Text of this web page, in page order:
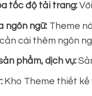
tốc độ tải trang:
ngôn ngữ: Theme
cài thêm ngôn
phẩm, dịch vụ:
Kho Theme thiết